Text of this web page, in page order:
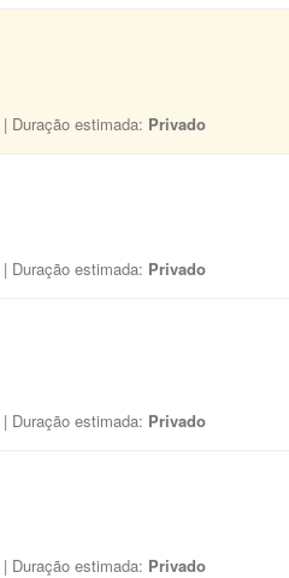
| Duração estimada: Privado
| Duração estimada: Privado
| Duração estimada: Privado
| Duração estimada: Privado